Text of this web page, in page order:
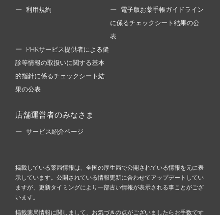
利用規約 電子版お薬手帳ガイドライン
に係るチェックシート結果の公
表
PHRサービス提供者による健
診等情報の取扱いに関する基本
的指針に係るチェックシート結
果の公表
店舗運営者のみなさま
サービス紹介ページ
掲載している薬局情報は、全国の厚生局で公開されている情報を元に表
示しています。公開されている情報更新に合わせてアップデートしてい
ますが、更新タイミングにより一部古い情報が表示される事ことがござ
います。
掲載薬局情報に関しまして、お気づきの点がございましたらお手数です